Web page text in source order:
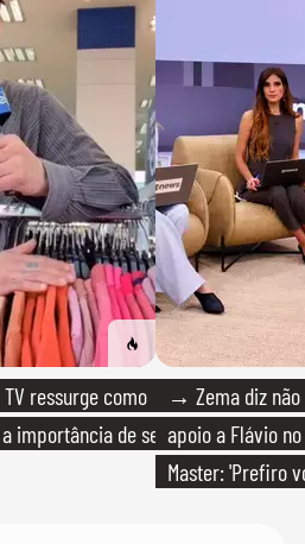
ressurge como
importância de ser
→ Zema diz
apoio a Flávio
Master: 'Prefiro